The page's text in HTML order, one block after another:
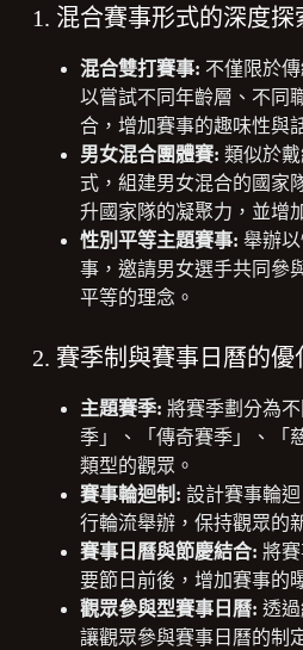
1. 混合賽事形式的深度探
混合雙打賽事: 不僅限於
以嘗試不同年齡層、不同
合，增加賽事的趣味性與
男女混合團體賽: 類似於
式，組建男女混合的國家
升國家隊的凝聚力，並增
性別平等主題賽事: 舉辦
事，邀請男女選手共同參
平等的理念。
2. 賽季制與賽事日曆的優
主題賽季: 將賽季劃分為
季」、「傳奇賽季」、「
類型的觀眾。
賽事輪迴制: 設計賽事輪
行輪流舉辦，保持觀眾的
賽事日曆與節慶結合: 將
要節日前後，增加賽事的
觀眾參與型賽事日曆: 透
讓觀眾參與賽事日曆的制